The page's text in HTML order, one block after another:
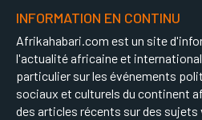
INFORMATION EN CONTINU
Afrikahabari.com est un site
l'actualité africaine et
particulier sur les événements
sociaux et culturels du continent
des articles récents sur des